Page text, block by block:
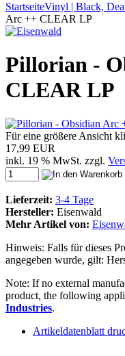
StartseiteVinyl | Black,
Arc ++ CLEAR LP
Pillorian -
CLEAR LP
Für eine größere Ansicht
17,99 EUR
inkl. 19 % MwSt. zzgl.
Lieferzeit: 3-4 Tage
Hersteller: Eisenwald
Mehr Artikel von:
Hinweis: Falls für dieses
angegeben wurde, gilt:
Note: If no external
product, the following
Industries.
Artikeldatenblatt